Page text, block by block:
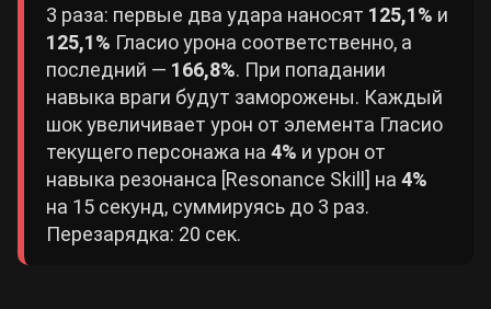
3 раза: первые два удара наносят 125,1% и
125,1% Гласио урона соответственно, а
последний — 166,8%. При попадании
навыка враги будут заморожены. Каждый
шок увеличивает урон от элемента Гласио
текущего персонажа на 4% и урон от
навыка резонанса [Resonance Skill] на 4%
на 15 секунд, суммируясь до 3 раз.
Перезарядка: 20 сек.